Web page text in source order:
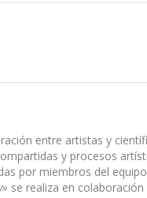
entre artistas y
y procesos
por miembros del
se realiza en